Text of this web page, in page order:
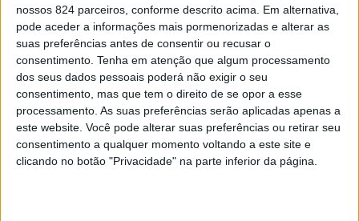
nossos 824 parceiros, conforme descrito acima. Em alternativa,
pode aceder a informações mais pormenorizadas e alterar as
suas preferências antes de consentir ou recusar o
consentimento. Tenha em atenção que algum processamento
dos seus dados pessoais poderá não exigir o seu
consentimento, mas que tem o direito de se opor a esse
processamento. As suas preferências serão aplicadas apenas a
este website. Você pode alterar suas preferências ou retirar seu
consentimento a qualquer momento voltando a este site e
clicando no botão "Privacidade" na parte inferior da página.
Leal é quem te defende na tua ausência.
É quem se preocupa com a tua dor, e antecipa a
cura.